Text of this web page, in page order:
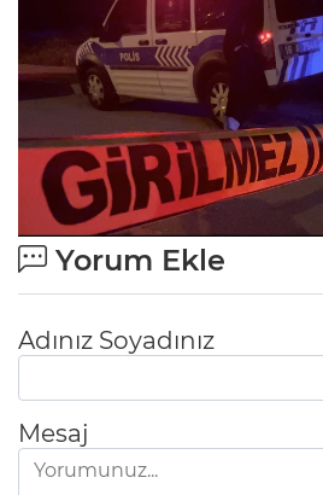
Yorum Ekle
Adınız Soyadınız
Mesaj